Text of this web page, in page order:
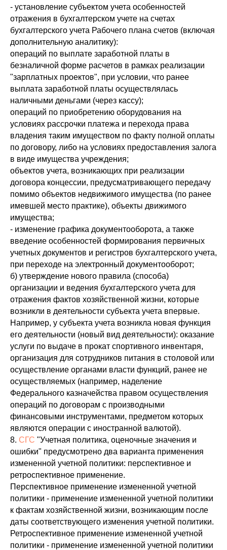
- установление субъектом учета особенностей
отражения в бухгалтерском учете на счетах
бухгалтерского учета Рабочего плана счетов (включая
дополнительную аналитику):
операций по выплате заработной платы в
безналичной форме расчетов в рамках реализации
"зарплатных проектов", при условии, что ранее
выплата заработной платы осуществлялась
наличными деньгами (через кассу);
операций по приобретению оборудования на
условиях рассрочки платежа и перехода права
владения таким имуществом по факту полной оплаты
по договору, либо на условиях предоставления залога
в виде имущества учреждения;
объектов учета, возникающих при реализации
договора концессии, предусматривающего передачу
помимо объектов недвижимого имущества (по ранее
имевшей место практике), объекты движимого
имущества;
- изменение графика документооборота, а также
введение особенностей формирования первичных
учетных документов и регистров бухгалтерского учета,
при переходе на электронный документооборот;
б) утверждение нового правила (способа)
организации и ведения бухгалтерского учета для
отражения фактов хозяйственной жизни, которые
возникли в деятельности субъекта учета впервые.
Например, у субъекта учета возникла новая функция
его деятельности (новый вид деятельности): оказание
услуги по выдаче в прокат спортивного инвентаря,
организация для сотрудников питания в столовой или
осуществление органами власти функций, ранее не
осуществляемых (например, наделение
Федерального казначейства правом осуществления
операций по договорам с производными
финансовыми инструментами, предметом которых
являются операции с иностранной валютой).
8. СГС "Учетная политика, оценочные значения и
ошибки" предусмотрено два варианта применения
измененной учетной политики: перспективное и
ретроспективное применение.
Перспективное применение измененной учетной
политики - применение измененной учетной политики
к фактам хозяйственной жизни, возникающим после
даты соответствующего изменения учетной политики.
Ретроспективное применение измененной учетной
политики - применение измененной учетной политики